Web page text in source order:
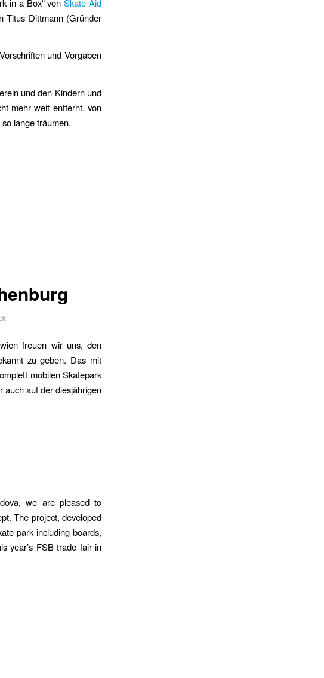
in a Box“ von Skate-Aid
Titus Dittmann (Gründer
und Vorgaben
und den Kindern und
mehr weit entfernt, von
lange träumen.
freuen wir uns, den
zu geben. Das mit
mobilen Skatepark
auch auf der diesjährigen
we are pleased to
The project, developed
park including boards,
year’s FSB trade fair in